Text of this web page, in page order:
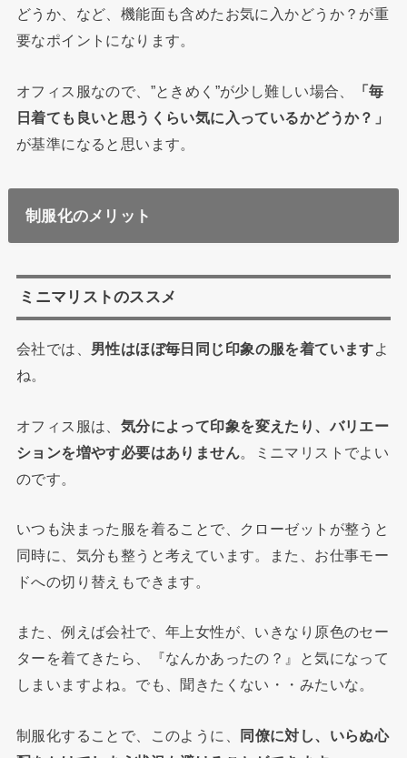
どうか、など、機能面も含めたお気に入かどうか？が重
要なポイントになります。
オフィス服なので、”ときめく”が少し難しい場合、 「毎
日着ても良いと思うくらい気に入っているかどうか？ 」
が基準になると思います。
制服化のメリット
ミニマリストのススメ
会社では、 男性はほぼ毎日同じ印象の服を着ていますよ
ね。
オフィス服は、 気分によって印象を変えたり、バリエー
ションを増やす必要はありません
ミニマリストでよい
のです。
いつも決まった服を着ることで、クローゼットが整うと
同時に、気分も整うと考えています。また、お仕事モー
ドへの切り替えもできます。
また、例えば会社で、年上女性が、いきなり原色のセー
ターを着てきたら、『なんかあったの？』と気になって
しまいますよね。でも、聞きたくない・・みたいな。
制服化することで、このように、
同僚に対し、いらぬ心